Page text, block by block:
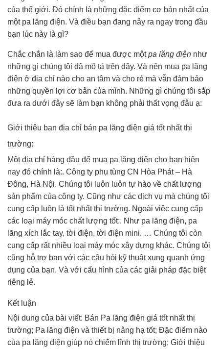
của thế giới. Đó chính là những đặc điểm cơ bản nhất của
một pa lăng điện. Và điều bạn đang nảy ra ngay trong đầu
bạn lúc này là gì?
Chắc chắn là làm sao để mua được mộtpa lăng điện như
những gì chúng tôi đã mô tả trên đây. Và nên mua pa lăng
điện ở địa chỉ nào cho an tâm và cho rẻ mà vẫn đảm bảo
những quyền lợi cơ bản của mình. Những gì chúng tôi sắp
đưa ra dưới đây sẽ làm bạn không phải thất vọng đâu ạ:
Giới thiệu bạn địa chỉ bán pa lăng điện giá tốt nhất thị
trường:
Một địa chỉ hàng đầu để mua pa lăng điện cho bạn hiện
nay đó chính là:. Công ty phụ tùng CN Hòa Phát – Hà
Đông, Hà Nội. Chúng tôi luôn luôn tự hào về chất lượng
sản phẩm của công ty. Cũng như các dịch vụ mà chúng tôi
cung cấp luôn là tốt nhất thị trường. Ngoài việc cung cấp
các loại máy móc chất lượng tốt:. Như pa lăng điện, pa
lăng xích lắc tay, tời điện, tời điện mini, … Chúng tôi còn
cung cấp rất nhiều loại máy móc xây dựng khác. Chúng tôi
cũng hỗ trợ bạn với các câu hỏi kỹ thuật xung quanh ứng
dụng của bạn. Và với cấu hình của các giải pháp đặc biệt
riêng lẻ.
Kết luận
Nội dung của bài viết: Bán Pa lăng điện giá tốt nhất thị
trường; Pa lăng điện và thiết bị nâng hạ tốt; Đặc điểm nào
của pa lăng điện giúp nó chiếm lĩnh thị trường; Giới thiệu